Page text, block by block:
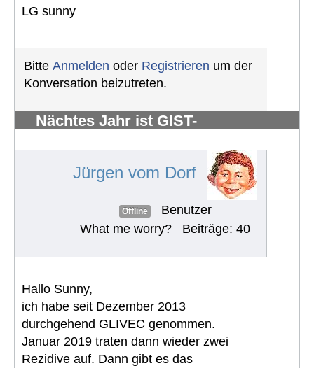
LG sunny
Bitte Anmelden oder Registrieren um der
Konversation beizutreten.
Nächtes Jahr ist GIST-
Jürgen vom Dorf
Offline
Benutzer
What me worry?
Beiträge: 40
Hallo Sunny,
ich habe seit Dezember 2013
durchgehend GLIVEC genommen.
Januar 2019 traten dann wieder zwei
Rezidive auf. Dann gibt es das